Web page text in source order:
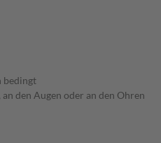
bedingt
den Augen oder an den Ohren